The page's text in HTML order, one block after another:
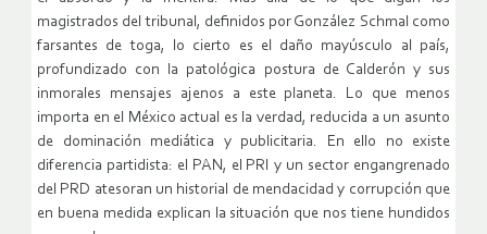
magistrados del tribunal, definidos por González Schmal como
farsantes de toga, lo cierto es el daño mayúsculo al país,
profundizado con la patológica postura de Calderón y sus
inmorales mensajes ajenos a este planeta. Lo que menos
importa en el México actual es la verdad, reducida a un asunto
de dominación mediática y publicitaria. En ello no existe
diferencia partidista: el PAN, el PRI y un sector engangrenado
del PRD atesoran un historial de mendacidad y corrupción que
en buena medida explican la situación que nos tiene hundidos